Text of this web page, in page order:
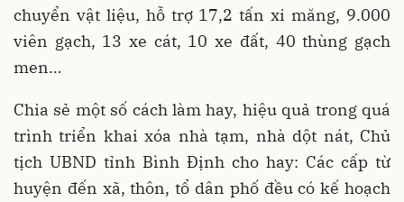
chuyển vật liệu, hỗ trợ 17,2 tấn xi măng, 9.000
viên gạch, 13 xe cát, 10 xe đất, 40 thùng gạch
men…
Chia sẻ một số cách làm hay, hiệu quả trong quá
trình triển khai xóa nhà tạm, nhà dột nát, Chủ
tịch UBND tỉnh Bình Định cho hay: Các cấp từ
huyện đến xã, thôn, tổ dân phố đều có kế hoạch